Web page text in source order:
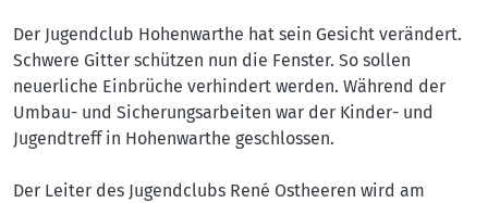
Der Jugendclub Hohenwarthe hat sein Gesicht verändert.
Schwere Gitter schützen nun die Fenster. So sollen
neuerliche Einbrüche verhindert werden. Während der
Umbau- und Sicherungsarbeiten war der Kinder- und
Jugendtreff in Hohenwarthe geschlossen.
Der Leiter des Jugendclubs René Ostheeren wird am